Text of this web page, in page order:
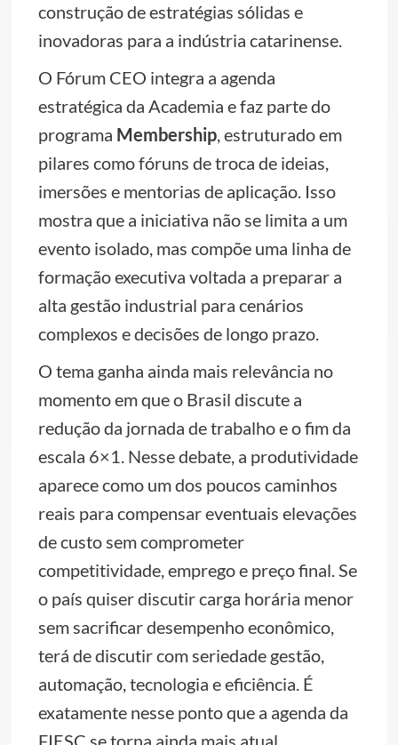
construção de estratégias sólidas e
inovadoras para a indústria catarinense.
O Fórum CEO integra a agenda
estratégica da Academia e faz parte do
programa Membership, estruturado em
pilares como fóruns de troca de ideias,
imersões e mentorias de aplicação. Isso
mostra que a iniciativa não se limita a um
evento isolado, mas compõe uma linha de
formação executiva voltada a preparar a
alta gestão industrial para cenários
complexos e decisões de longo prazo.
O tema ganha ainda mais relevância no
momento em que o Brasil discute a
redução da jornada de trabalho e o fim da
escala 6×1. Nesse debate, a produtividade
aparece como um dos poucos caminhos
reais para compensar eventuais elevações
de custo sem comprometer
competitividade, emprego e preço final. Se
o país quiser discutir carga horária menor
sem sacrificar desempenho econômico,
terá de discutir com seriedade gestão,
automação, tecnologia e eficiência. É
exatamente nesse ponto que a agenda da
FIESC se torna ainda mais atual.